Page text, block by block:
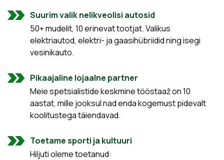
Suurim valik nelikveolisi autosid
50+ mudelit, 10 erinevat tootjat. Valikus
elektriautod, elektri- ja gaasihübriidid ning isegi
vesinikauto.
Pikaajaline lojaalne partner
Meie spetsialistide keskmine tööstaaž on 10
aastat, mille jooksul nad enda kogemust pidevalt
koolitustega täiendavad.
Toetame sporti ja kultuuri
Hiljuti oleme toetanud: